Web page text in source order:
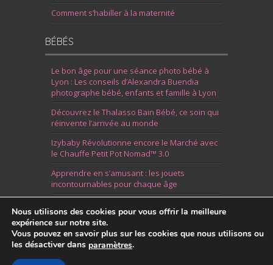
Comment s’habiller à la maternité
BÉBÉS
Le bon âge pour une séance photo bébé à
Lyon : Les conseils d’Alexandra Buendia
photographe bébé, enfants et famille à Lyon
Découvrez le Thalasso Bain Bébé, ce soin qui
réinvente l’arrivée au monde
Izybaby Révolutionne encore le Marché avec
le Chauffe Petit Pot Nomad™ 3.0
Apprendre en s’amusant : les jouets
incontournables pour chaque âge
Nous utilisons des cookies pour vous offrir la meilleure
expérience sur notre site.
Vous pouvez en savoir plus sur les cookies que nous utilisons ou
les désactiver dans paramètres.